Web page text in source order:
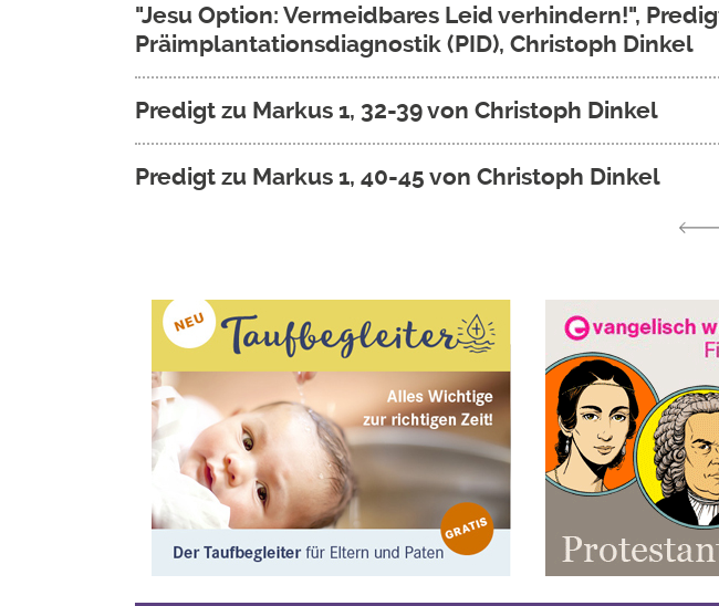
"Jesu Option: Vermeidbares Leid verhindern!",
Präimplantationsdiagnostik (PID), Christoph Dinkel
Predigt zu Markus 1, 32-39 von Christoph Dinkel
Predigt zu Markus 1, 40-45 von Christoph Dinkel